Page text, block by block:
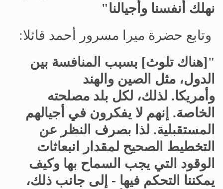
نهلك أنفسنا وأجيالنا"
وتابع حضرة ميرا مسرور أحمد قائلا:
"[هناك تلوث] بسبب المنافسة بين
الدول، مثل الصين والهند
وأمريكا. لذلك، لكل بلد مصلحته
الخاصة. إنهم لا يفكرون في أجيالهم
المستقبلية. لذا بصرف النظر عن
التخطيط الصحيح لمقدار انبعاثات
الوقود التي يجب السماح بها وكيف
يمكننا التحكم فيها - إلى جانب ذلك،